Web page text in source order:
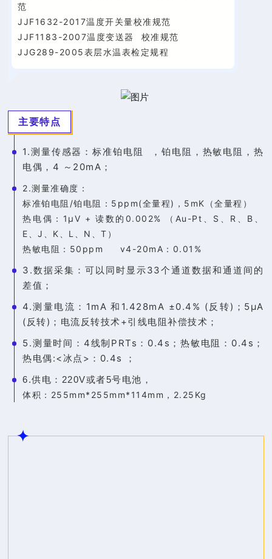
范
JJF1632-2017温度开关量校准规范
JJF1183-2007温度变送器
校准规范
JJG289-2005表层水温表检定规程
主要特点
1.测量传感器：标准铂电阻
，铂电阻，热敏电阻，热
电偶，4 ～20mA；
2.测量准确度：
标准铂电阻/铂电阻：5ppm(全量程)，5mK（全量程）
热电偶：1μV + 读数的0.002% （Au-Pt、S、R、B、
E、J、K、L、N、T）
热敏电阻：50ppm v4-20mA：0.01%
3.数据采集：可以同时显示33个通道数据和通道间的
差值；
4.测量电流：1mA 和1.428mA ±0.4% (反转)；5µA
(反转)；电流反转技术+引线电阻补偿技术；
5.测量时间：4线制PRTs：0.4s；热敏电阻：0.4s；
热电偶:<冰点>：0.4s ；
6.供电：220V或者5号电池，
体积：255mm*255mm*114mm，2.25Kg